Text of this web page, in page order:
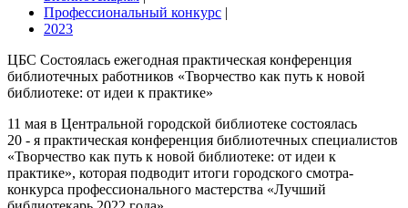
Профессиональный конкурс |
2023
ЦБС Состоялась ежегодная практическая конференция
библиотечных работников «Творчество как путь к новой
библиотеке: от идеи к практике»
11 мая в Центральной городской библиотеке состоялась
20 - я практическая конференция библиотечных специалистов
«Творчество как путь к новой библиотеке: от идеи к
практике», которая подводит итоги городского смотра-
конкурса профессионального мастерства «Лучший